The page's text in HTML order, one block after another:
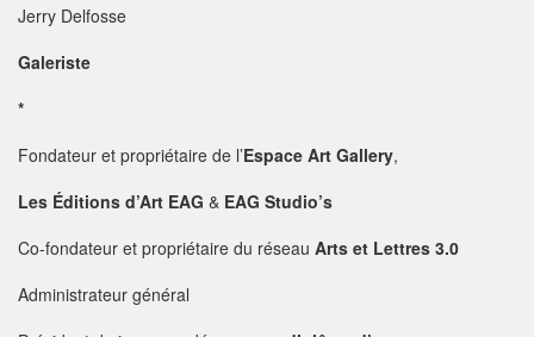
Jerry Delfosse
Galeriste
*
Fondateur et propriétaire de l’Espace Art Gallery,
Les Éditions d’Art EAG & EAG Studio’s
Co-fondateur et propriétaire du réseau Arts et Lettres 3.0
Administrateur général